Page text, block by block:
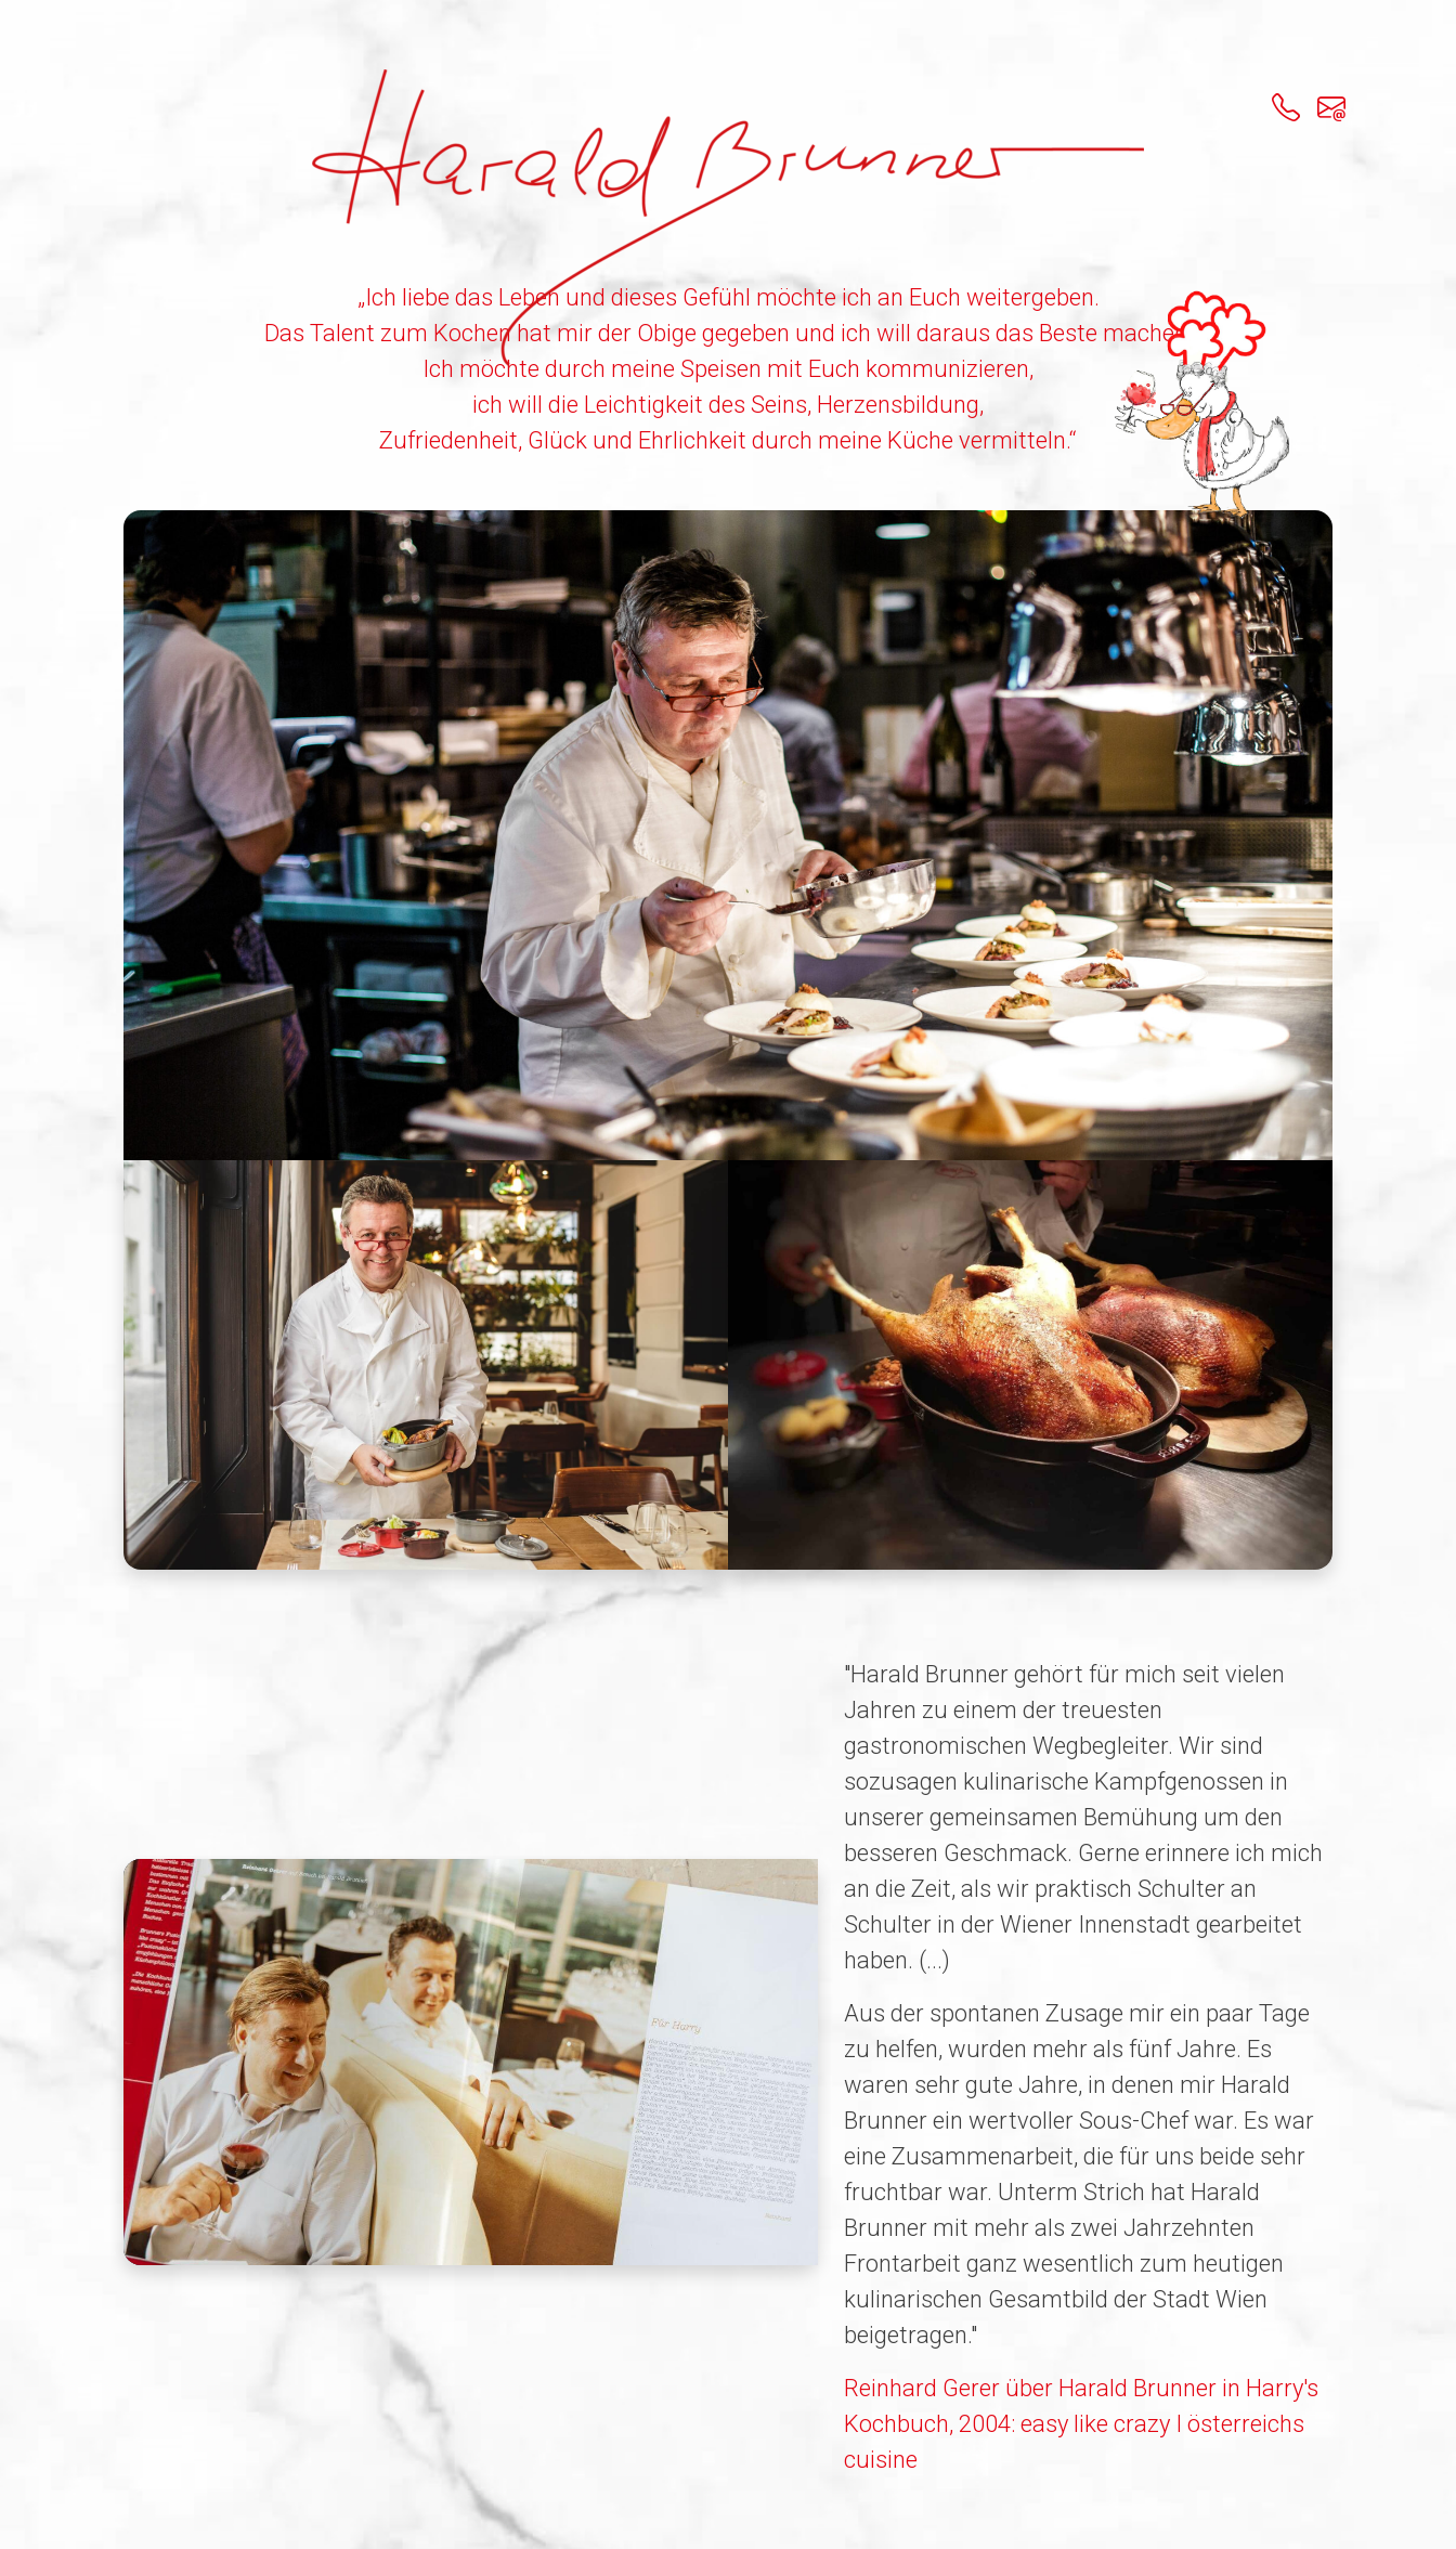
„Ich liebe das Leben und dieses Gefühl möchte ich an Euch weitergeben.
Das Talent zum Kochen hat mir der Obige gegeben und ich will daraus das Beste machen.
Ich möchte durch meine Speisen mit Euch kommunizieren,
ich will die Leichtigkeit des Seins, Herzensbildung,
Zufriedenheit, Glück und Ehrlichkeit durch meine Küche vermitteln.“
"Harald Brunner gehört für mich seit vielen
Jahren zu einem der treuesten
gastronomischen Wegbegleiter. Wir sind
sozusagen kulinarische Kampfgenossen in
unserer gemeinsamen Bemühung um den
besseren Geschmack. Gerne erinnere ich mich
an die Zeit, als wir praktisch Schulter an
Schulter in der Wiener Innenstadt gearbeitet
haben. (...)
Aus der spontanen Zusage mir ein paar Tage
zu helfen, wurden mehr als fünf Jahre. Es
waren sehr gute Jahre, in denen mir Harald
Brunner ein wertvoller Sous-Chef war. Es war
eine Zusammenarbeit, die für uns beide sehr
fruchtbar war. Unterm Strich hat Harald
Brunner mit mehr als zwei Jahrzehnten
Frontarbeit ganz wesentlich zum heutigen
kulinarischen Gesamtbild der Stadt Wien
beigetragen."
Reinhard Gerer über Harald Brunner in Harry's
Kochbuch, 2004: easy like crazy I österreichs
cuisine